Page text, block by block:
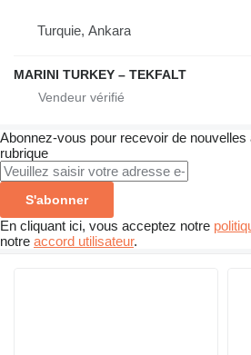
Turquie, Ankara
MARINI TURKEY – TEKFALT
Abonnez-vous pour recevoir de
rubrique
S'abonner
En cliquant ici, vous acceptez notre
notre accord utilisateur.